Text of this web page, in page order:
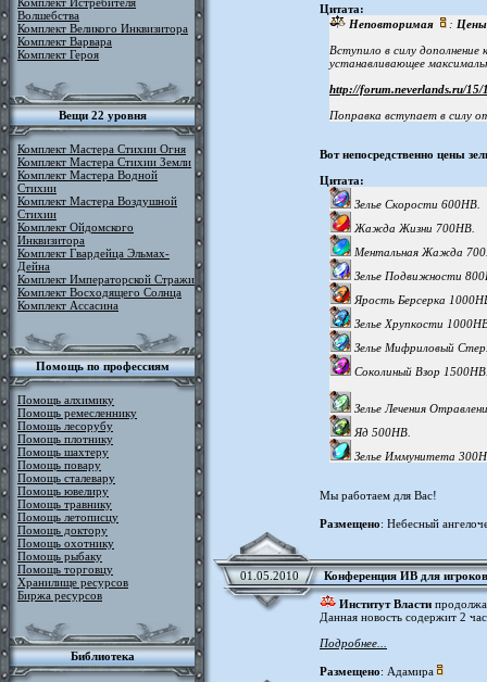
Волшебства
Комплект Великого Инквизитора
Комплект Варвара
Комплект Героя
Вещи 22 уровня
Комплект Мастера Стихии Огня
Комплект Мастера Стихии Земли
Комплект Мастера Водной
Стихии
Комплект Мастера Воздушной
Стихии
Комплект Ойдомского
Инквизитора
Комплект Гвардейца Эльмах-
Дейна
Комплект Императорской Стражи
Комплект Восходящего Солнца
Комплект Ассасина
Помощь по профессиям
Помощь алхимику
Помощь ремесленнику
Помощь лесорубу
Помощь плотнику
Помощь шахтеру
Помощь повару
Помощь сталевару
Помощь ювелиру
Помощь травнику
Помощь летописцу
Помощь доктору
Помощь охотнику
Помощь рыбаку
Помощь торговцу
Хранилище ресурсов
Биржа ресурсов
Библиотека
Цитата:
Неповторимая
: Цены
Вступило в силу
устанавливающее
http://forum.neverlands.ru/15/
Поправка вступает в силу
Вот непосредственно цены
Цитата:
Зелье Скорости 600НВ.
Жажда Жизни 700НВ.
Ментальная Жажда
Зелье Подвижности
Ярость Берсерка
Зелье Хрупкости
Зелье Мифриловый
Соколиный Взор
Зелье Лечения
Яд 500НВ.
Зелье Иммунитета
Мы работаем для Вас!
Размещено: Небесный
01.05.2010 Конференция ИВ для
Институт Власти
Данная новость содержит 2
Подробнее...
Размещено: Адамира